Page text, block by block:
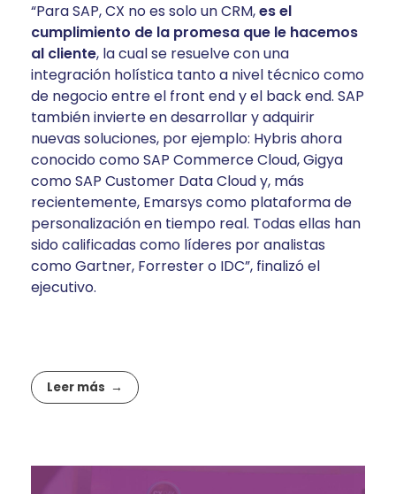
“Para SAP, CX no es solo un CRM,es el
cumplimiento de la promesa que le hacemos
al cliente, la cual se resuelve con una
integración holística tanto a nivel técnico como
de negocio entre el front end y el back end. SAP
también invierte en desarrollar y adquirir
nuevas soluciones, por ejemplo: Hybris ahora
conocido como SAP Commerce Cloud, Gigya
como SAP Customer Data Cloud y, más
recientemente, Emarsys como plataforma de
personalización en tiempo real. Todas ellas han
sido calificadas como líderes por analistas
como Gartner, Forrester o IDC”, finalizó el
ejecutivo.
Leer más